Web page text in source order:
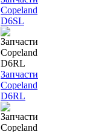
Copeland
D6SL
Запчасти
Copeland
D6RL